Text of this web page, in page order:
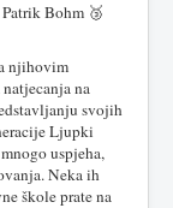
Bohm 🥉
njihovim
na
svojih
Ljupki
uspjeha,
Neka ih
škole prate na